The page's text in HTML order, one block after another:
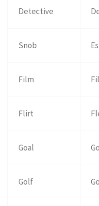
Detective
Snob
Film
Flirt
Goal
Golf